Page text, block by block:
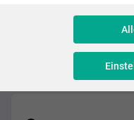
Dieses
Ähnliche